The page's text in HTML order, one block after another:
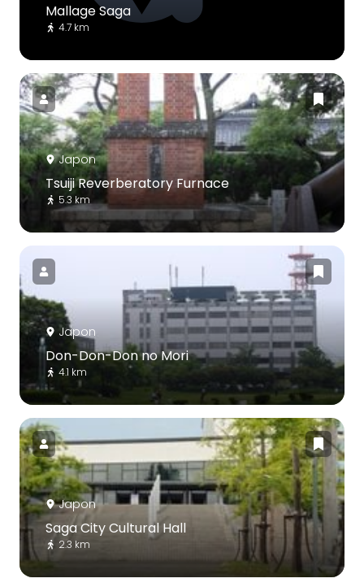
Mallage Saga
4.7 km
Japon
Tsuiji Reverberatory Furnace
5.3 km
Japon
Don-Don-Don no Mori
4.1 km
Japon
Saga City Cultural Hall
2.3 km